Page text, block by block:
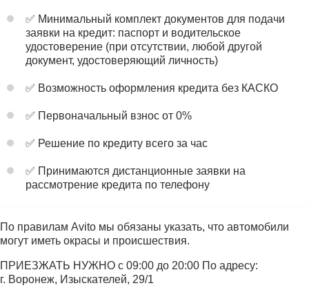
✅ Минимальный комплект документов для подачи
заявки на кредит: паспорт и водительское
удостоверение (при отсутствии, любой другой
документ, удостоверяющий личность)
✅ Возможность оформления кредита без КАСКО
✅ Первоначальный взнос от 0%
✅ Решение по кредиту всего за час
✅ Принимаются дистанционные заявки на
рассмотрение кредита по телефону
По правилам Avito мы обязаны указать, что автомобили
могут иметь окрасы и происшествия.
ПРИЕЗЖАТЬ НУЖНО с 09:00 до 20:00 По адресу:
г. Воронеж, Изыскателей, 29/1